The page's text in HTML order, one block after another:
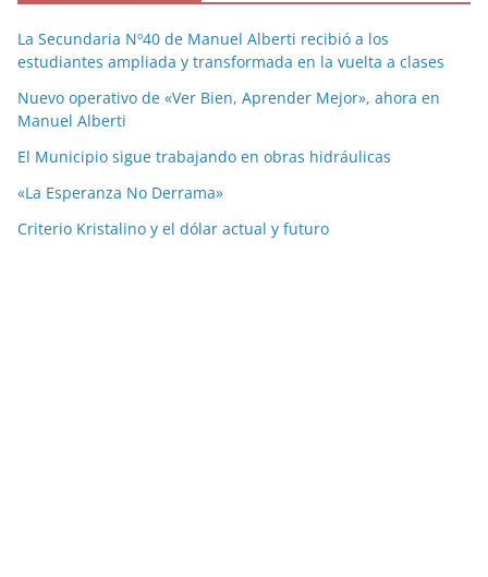
La Secundaria Nº40 de Manuel Alberti recibió a los
estudiantes ampliada y transformada en la vuelta a clases
Nuevo operativo de «Ver Bien, Aprender Mejor», ahora en
Manuel Alberti
El Municipio sigue trabajando en obras hidráulicas
«La Esperanza No Derrama»
Criterio Kristalino y el dólar actual y futuro